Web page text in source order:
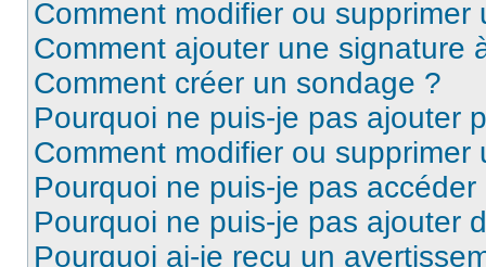
Comment modifier ou supprimer
Comment ajouter une signature
Comment créer un sondage ?
Pourquoi ne puis-je pas ajouter
Comment modifier ou supprimer
Pourquoi ne puis-je pas
Pourquoi ne puis-je pas ajouter
Pourquoi ai-je reçu un